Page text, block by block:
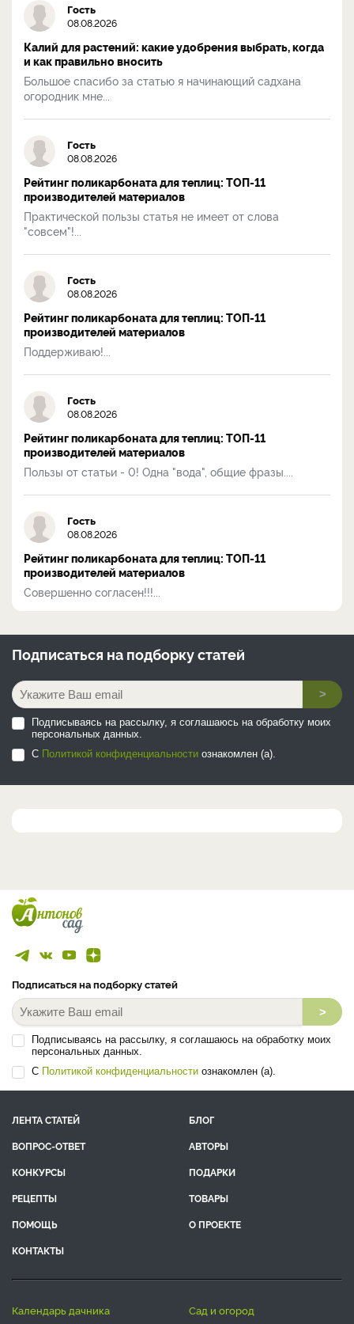
Гость
08.08.2026
Калий для растений: какие удобрения выбрать, когда
и как правильно вносить
Большое спасибо за статью я начинающий садхана
огородник мне...
Гость
08.08.2026
Рейтинг поликарбоната для теплиц: ТОП-11
производителей материалов
Практической пользы статья не имеет от слова
"совсем"!...
Гость
08.08.2026
Рейтинг поликарбоната для теплиц: ТОП-11
производителей материалов
Поддерживаю!...
Гость
08.08.2026
Рейтинг поликарбоната для теплиц: ТОП-11
производителей материалов
Пользы от статьи - 0! Одна "вода", общие фразы....
Гость
08.08.2026
Рейтинг поликарбоната для теплиц: ТОП-11
производителей материалов
Совершенно согласен!!!...
Подписаться на подборку статей
>
Подписываясь на рассылку, я соглашаюсь на обработку моих
персональных данных.
С Политикой конфиденциальности ознакомлен (а).
Подписаться на подборку статей
>
Подписываясь на рассылку, я соглашаюсь на обработку моих
персональных данных.
С Политикой конфиденциальности ознакомлен (а).
ЛЕНТА СТАТЕЙ
БЛОГ
ВОПРОС-ОТВЕТ
АВТОРЫ
КОНКУРСЫ
ПОДАРКИ
РЕЦЕПТЫ
ТОВАРЫ
ПОМОЩЬ
О ПРОЕКТЕ
КОНТАКТЫ
календарь дачника сад и огород